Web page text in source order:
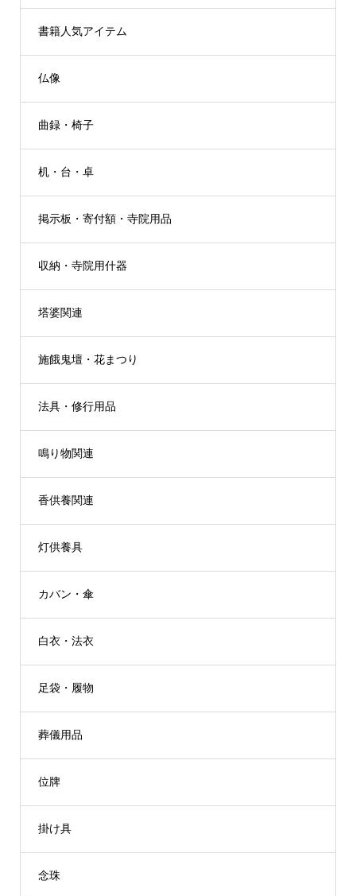
書籍人気アイテム
仏像
曲録・椅子
机・台・卓
掲示板・寄付額・寺院用品
収納・寺院用什器
塔婆関連
施餓鬼壇・花まつり
法具・修行用品
鳴り物関連
香供養関連
灯供養具
カバン・傘
白衣・法衣
足袋・履物
葬儀用品
位牌
掛け具
念珠